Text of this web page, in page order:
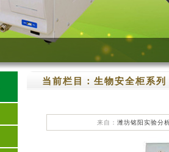
当前栏目： 生物安全柜系列
来自： 潍坊铭阳实验分